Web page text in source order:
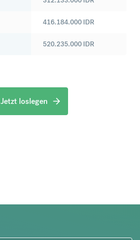
416.184.000 IDR
520.235.000 IDR
Jetzt loslegen